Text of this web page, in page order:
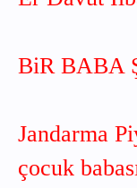
BiR BABA
Jandarma
çocuk